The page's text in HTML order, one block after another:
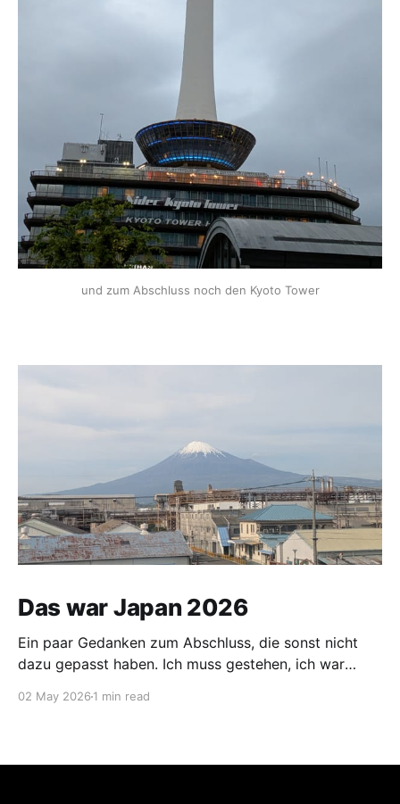
und zum Abschluss noch den Kyoto Tower
Das war Japan 2026
Ein paar Gedanken zum Abschluss, die sonst nicht
dazu gepasst haben. Ich muss gestehen, ich war
wurde am 30.04. vom Hotel abgeholt und sollte mich
02 May 2026 1 min read